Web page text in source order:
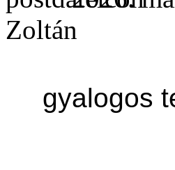
Zoltán
gyalogos